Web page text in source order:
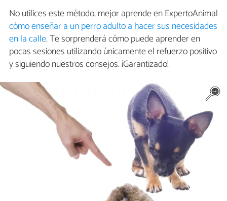
No utilices este método, mejor aprende en ExpertoAnimal
cómo enseñar a un perro adulto a hacer sus necesidades
en la calle. Te sorprenderá cómo puede aprender en
pocas sesiones utilizando únicamente el refuerzo positivo
y siguiendo nuestros consejos. ¡Garantizado!